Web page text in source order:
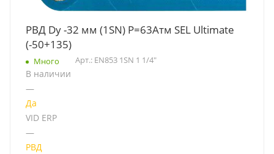
РВД Dу -32 мм (1SN) Р=63Атм SEL Ultimate
(-50+135)
Много Арт.: EN853 1SN 1 1/4"
В наличии
—
Да
VID ERP
—
РВД